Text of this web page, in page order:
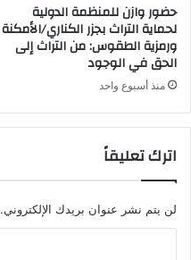
حضور وازن للمنظمة الدولية
لحماية التراث بجزر الكناري/الأمكنة
ورمزية الطقوس: من التراث إلى
الحق في الوجود
منذ أسبوع واحد
اترك تعليقاً
لن يتم نشر عنوان بريدك الإلكتروني.